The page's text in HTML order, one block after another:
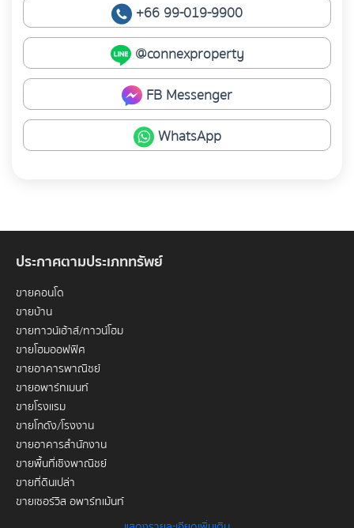
+66 99-019-9900
@connexproperty
FB Messenger
WhatsApp
ประกาศตามประเภททรัพย์
ขายคอนโด
ขายบ้าน
ขายทาวน์เฮ้าส์/ทาวน์โฮม
ขายโฮมออฟฟิศ
ขายอาคารพาณิชย์
ขายอพาร์ทเมนท์
ขายโรงแรม
ขายโกดัง/โรงงาน
ขายอาคารสำนักงาน
ขายพื้นที่เชิงพาณิชย์
ขายที่ดินเปล่า
ขายเซอร์วิส อพาร์ทเม้นท์